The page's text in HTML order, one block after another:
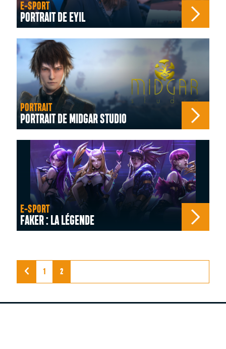
E-SPORT
PORTRAIT DE EYIL
PORTRAIT
PORTRAIT DE MIDGAR STUDIO
E-SPORT
FAKER : LA LÉGENDE
1 2